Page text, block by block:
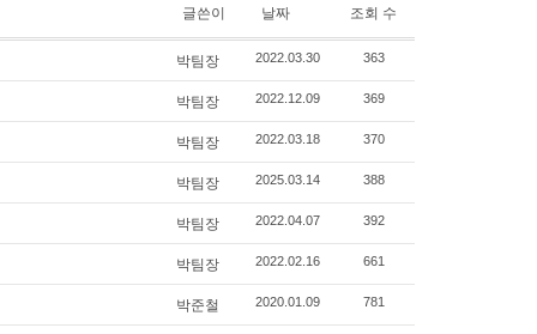
글쓴이 날짜 조회 수
박팀장 2022.03.30 363
박팀장 2022.12.09 369
박팀장 2022.03.18 370
박팀장 2025.03.14 388
박팀장 2022.04.07 392
박팀장 2022.02.16 661
박준철 2020.01.09 781